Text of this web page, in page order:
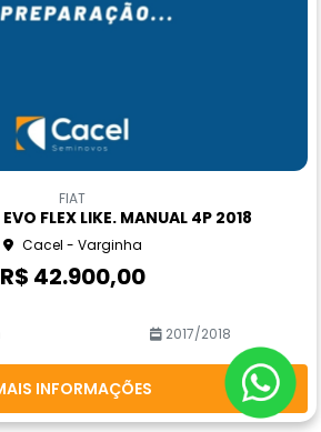
FIAT
FLEX LIKE. MANUAL 4P 2018
Cacel - Varginha
R$ 42.900,00
2017/2018
INFORMAÇÕES